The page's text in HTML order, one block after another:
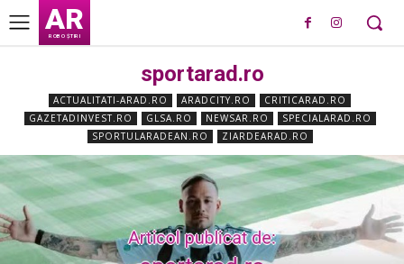
AR
ROBO ȘTIRI
sportarad.ro
ACTUALITATI-ARAD.RO ARADCITY.RO
CRITICARAD.RO
GAZETADINVEST.RO
GLSA.RO NEWSAR.RO
SPECIALARAD.RO
SPORTULARADEAN.RO
ZIARDEARAD.RO